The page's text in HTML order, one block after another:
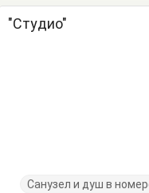
"Студио"
Санузел и душ в